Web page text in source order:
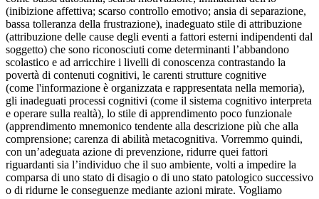
(inibizione affettiva; scarso controllo emotivo; ansia di separazione,
bassa tolleranza della frustrazione), inadeguato stile di attribuzione
(attribuzione delle cause degli eventi a fattori esterni indipendenti dal
soggetto) che sono riconosciuti come determinanti l’abbandono
scolastico e ad arricchire i livelli di conoscenza contrastando la
povertà di contenuti cognitivi, le carenti strutture cognitive
(come l'informazione è organizzata e rappresentata nella memoria),
gli inadeguati processi cognitivi (come il sistema cognitivo interpreta
e operare sulla realtà), lo stile di apprendimento poco funzionale
(apprendimento mnemonico tendente alla descrizione più che alla
comprensione; carenza di abilità metacognitiva. Vorremmo quindi,
con un’adeguata azione di prevenzione, ridurre quei fattori
riguardanti sia l’individuo che il suo ambiente, volti a impedire la
comparsa di uno stato di disagio o di uno stato patologico successivo
o di ridurne le conseguenze mediante azioni mirate. Vogliamo